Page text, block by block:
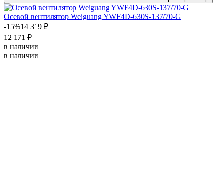
Осевой вентилятор Weiguang YWF4D-630S-137/70-G
-15%14 319 ₽
12 171 ₽
в наличии
в наличии